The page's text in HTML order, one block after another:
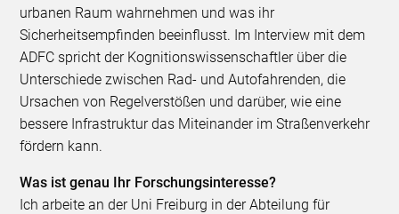
urbanen Raum wahrnehmen und was ihr
Sicherheitsempfinden beeinflusst. Im Interview mit dem
ADFC spricht der Kognitionswissenschaftler über die
Unterschiede zwischen Rad- und Autofahrenden, die
Ursachen von Regelverstößen und darüber, wie eine
bessere Infrastruktur das Miteinander im Straßenverkehr
fördern kann.
Was ist genau Ihr Forschungsinteresse?
Ich arbeite an der Uni Freiburg in der Abteilung für